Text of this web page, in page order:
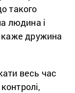
такого
людина і
каже дружина
весь час